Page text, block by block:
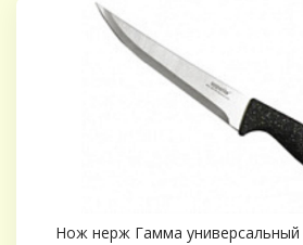
Нож нерж Гамма